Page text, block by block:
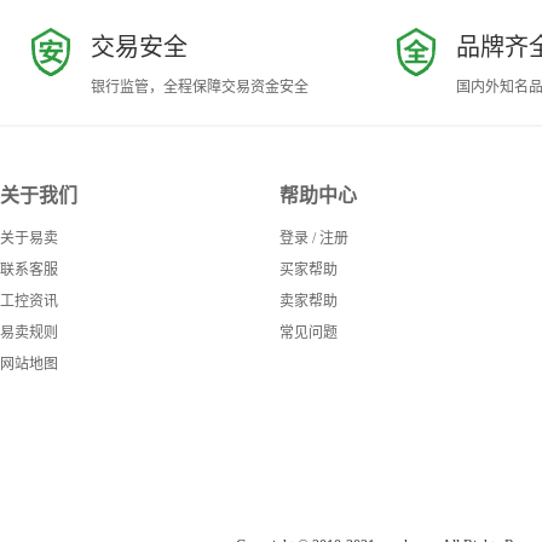
交易安全
银行监管，全程保障交易资金安全
品牌齐
国内外知名
关于我们
关于易卖
联系客服
工控资讯
易卖规则
网站地图
帮助中心
登录 / 注册
买家帮助
卖家帮助
常见问题